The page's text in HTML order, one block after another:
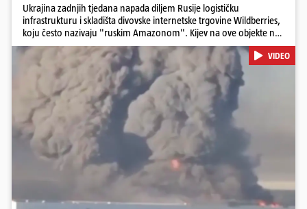
Ukrajina zadnjih tjedana napada diljem Rusije logističku
infrastrukturu i skladišta divovske internetske trgovine Wildberries,
koju često nazivaju "ruskim Amazonom". Kijev na ove objekte ne
gleda samo kao na obična trgovačka skladišta, već tvrdi da ih ruske
snage koriste i za vojne potrebe, odnosno za skladištenje i
distribuciju dijelova za dronove i druge opreme koja se koristi u
ratu. S druge strane, napadi služe i kao izravan odgovor na ruska
bombardiranja ukrajinske poštanske i logističke infrastrukture te
kao način da se ekonomske posljedice rata prenesu dublje na ruski
teritorij i približe običnim građanima.
Pokretanje videa...
VIDEO